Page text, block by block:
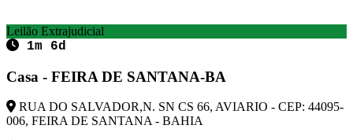
Leilão Extrajudicial
1m 6d
Casa - FEIRA DE SANTANA-BA
RUA DO SALVADOR,N. SN CS 66, AVIARIO - CEP: 44095-
006, FEIRA DE SANTANA - BAHIA